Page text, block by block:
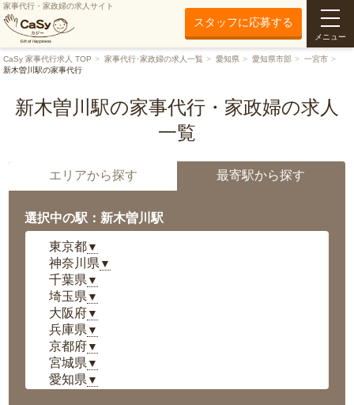
家事代行・家政婦の求人サイト
スタッフに応募する
メニュー
CaSy 家事代行求人 TOP 家事代行･家政婦の求人一覧 愛知県 愛知県市部
一宮市
新木曽川駅の家事代行
新木曽川駅の家事代行・家政婦の求人
一覧
エリアから探す 最寄駅から探す
選択中の駅：新木曽川駅
東京都▼
神奈川県 ▼
千葉県 ▼
埼玉県 ▼
大阪府▼
兵庫県 ▼
京都府▼
宮城県 ▼
愛知県 ▼